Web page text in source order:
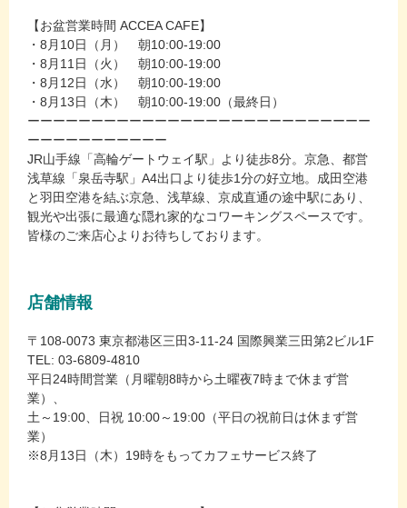
【お盆営業時間 ACCEA CAFE】
・8月10日（月） 朝10:00-19:00
・8月11日（火） 朝10:00-19:00
・8月12日（水） 朝10:00-19:00
・8月13日（木） 朝10:00-19:00（最終日）
ーーーーーーーーーーーーーーーーーーーーーーーーーーー
ーーーーーーーーーーー
JR山手線「高輪ゲートウェイ駅」より徒歩8分。京急、都営
浅草線「泉岳寺駅」A4出口より徒歩1分の好立地。成田空港
と羽田空港を結ぶ京急、浅草線、京成直通の途中駅にあり、
観光や出張に最適な隠れ家的なコワーキングスペースです。
皆様のご来店心よりお待ちしております。
店舗情報
〒108-0073 東京都港区三田3-11-24 国際興業三田第2ビル1F
TEL: 03-6809-4810
平日24時間営業（月曜朝8時から土曜夜7時まで休まず営
業）、
土～19:00、日祝 10:00～19:00（平日の祝前日は休まず営
業）
※8月13日（木）19時をもってカフェサービス終了